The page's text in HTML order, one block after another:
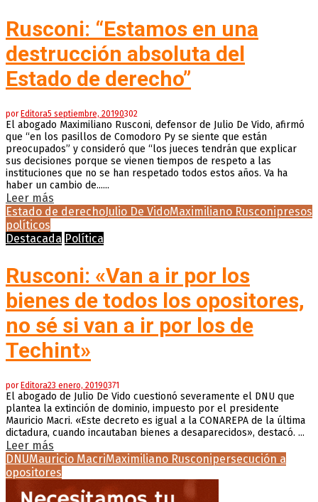
Rusconi: “Estamos en una
destrucción absoluta del
Estado de derecho”
porEditora5 septiembre, 20190302
El abogado Maximiliano Rusconi, defensor de Julio De Vido, afirmó
que “en los pasillos de Comodoro Py se siente que están
preocupados” y consideró que “los jueces tendrán que explicar
sus decisiones porque se vienen tiempos de respeto a las
instituciones que no se han respetado todos estos años. Va ha
haber un cambio de......
Leer más
Estado de derechoJulio De VidoMaximiliano Rusconipresos
políticos
Destacada Política
Rusconi: «Van a ir por los
bienes de todos los opositores,
no sé si van a ir por los de
Techint»
porEditora23 enero, 20190371
El abogado de Julio De Vido cuestionó severamente el DNU que
plantea la extinción de dominio, impuesto por el presidente
Mauricio Macri. «Este decreto es igual a la CONAREPA de la última
dictadura, cuando incautaban bienes a desaparecidos», destacó. ...
Leer más
DNUMauricio MacriMaximiliano Rusconipersecución a
opositores